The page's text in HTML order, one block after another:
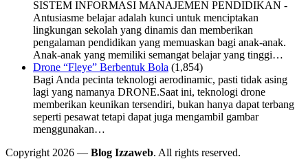
SISTEM INFORMASI MANAJEMEN PENDIDIKAN -
Antusiasme belajar adalah kunci untuk menciptakan
lingkungan sekolah yang dinamis dan memberikan
pengalaman pendidikan yang memuaskan bagi anak-anak.
Anak-anak yang memiliki semangat belajar yang tinggi…
Drone “Fleye” Berbentuk Bola (1,854)
Bagi Anda pecinta teknologi aerodinamic, pasti tidak asing
lagi yang namanya DRONE.Saat ini, teknologi drone
memberikan keunikan tersendiri, bukan hanya dapat terbang
seperti pesawat tetapi dapat juga mengambil gambar
menggunakan…
Copyright 2026 — Blog Izzaweb. All rights reserved.